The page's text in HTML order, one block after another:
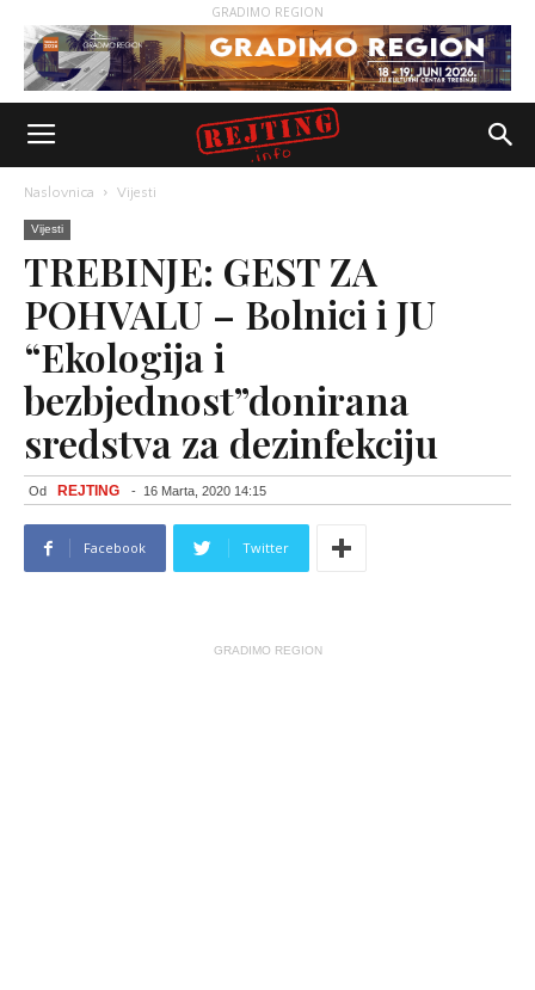
GRADIMO REGION
Naslovnica Vijesti
Vijesti
TREBINJE: GEST ZA
POHVALU – Bolnici i JU
“Ekologija i
bezbjednost”donirana
sredstva za dezinfekciju
Od REJTING - 16 Marta, 2020 14:15
Facebook Twitter
GRADIMO REGION